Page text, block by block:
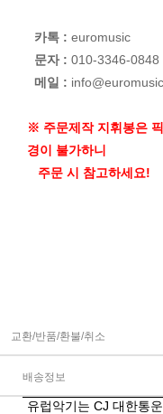
카톡 : euromusic
문자 : 010-3346-0848
메일 :
※ 주문제작 지휘봉은
경이 불가하니
주문 시 참고하세요!
교환/반품/환불/취소
배송정보
유럽악기는 CJ 대한통